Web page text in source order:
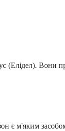
(Елідел). Вони
є м'яким